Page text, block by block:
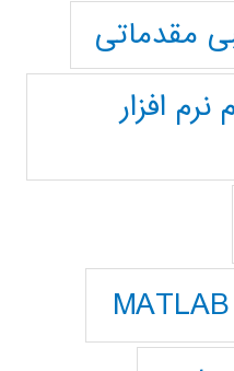
مقدماتی
افزار